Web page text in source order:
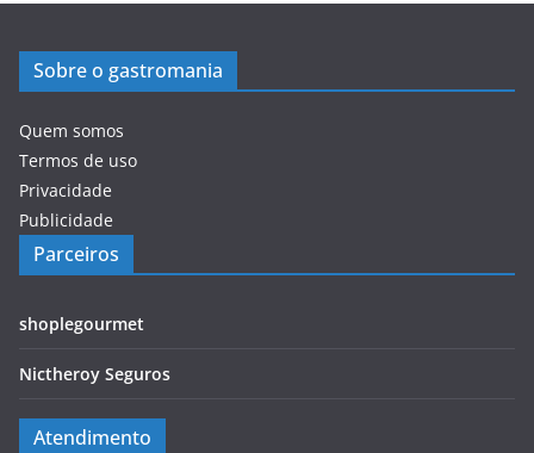
Sobre o gastromania
Quem somos
Termos de uso
Privacidade
Publicidade
Parceiros
shoplegourmet
Nictheroy Seguros
Atendimento